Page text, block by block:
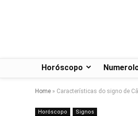
Horóscopo
Home » Características do signo de
Horóscopo Signos